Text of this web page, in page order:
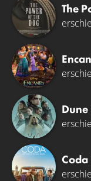
The
Dune
Coda